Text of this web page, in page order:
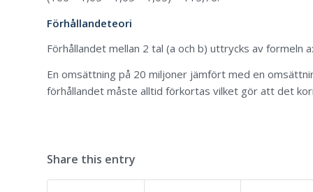
Förhållandeteori
Förhållandet mellan 2 tal (a och b) uttrycks av formeln
En omsättning på 20 miljoner jämfört med en
förhållandet måste alltid förkortas vilket gör att det
Share this entry